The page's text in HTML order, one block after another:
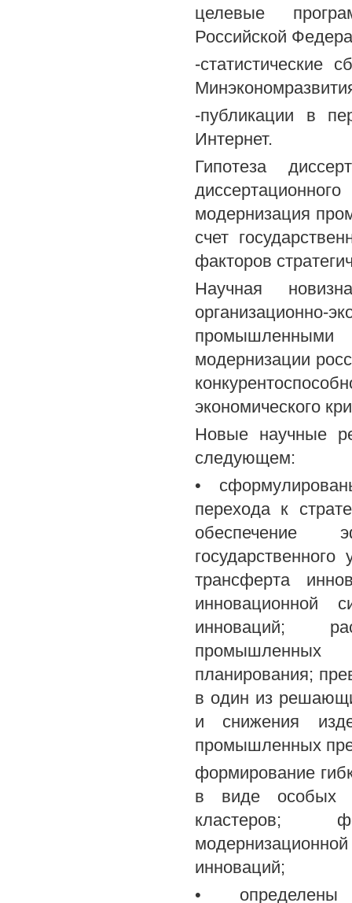
целевые
Российской
-статистические
-публикации в
Интернет.
Гипотеза
модернизация
счет
факторов
Научная
промышленными
модернизации
экономического
Новые научные
следующем:
•
перехода к
обеспечение
трансферта
инновационной
инноваций;
промышленных
планирования;
в один из
и снижения
промышленных
формирование
в виде особых
кластеров;
инноваций;
• определены